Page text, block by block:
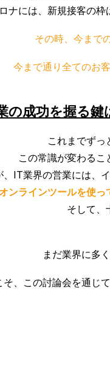
ナには、新規接客の枠
その時、今まで
今まで通り全てのお
の成功を握る鍵
これまでずっ
この常識が変わるこ
、IT業界の営業には、
ンラインツールを使
そして、
まだ業界に多
そ、この討論会を通じ